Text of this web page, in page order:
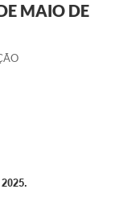
MAIO DE